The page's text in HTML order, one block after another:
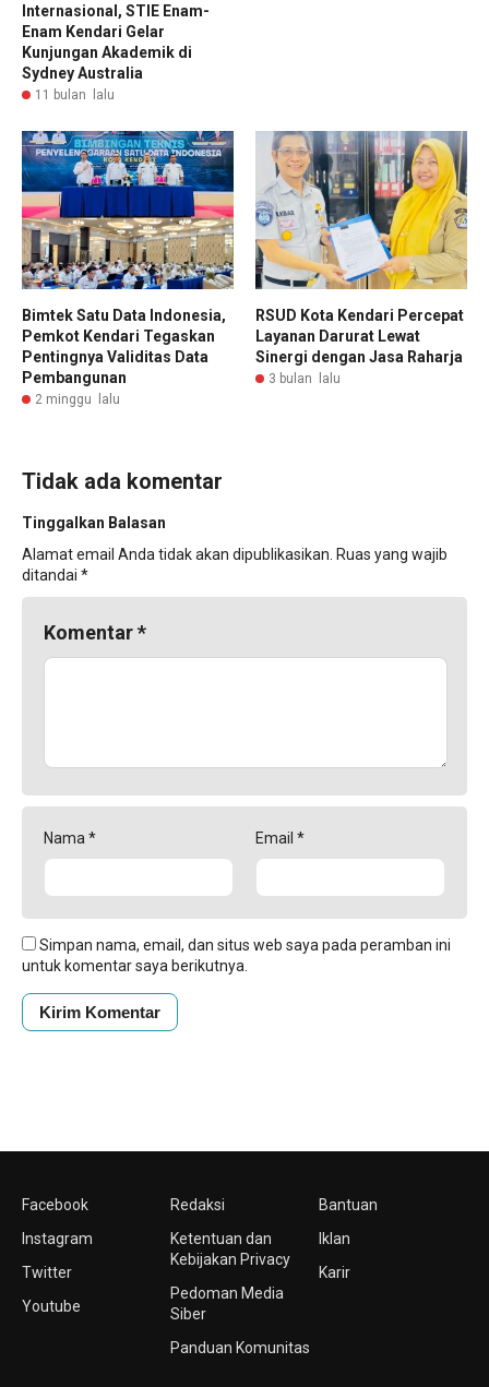
Internasional, STIE Enam-
Enam Kendari Gelar
Kunjungan Akademik di
Sydney Australia
11 bulan lalu
Bimtek Satu Data Indonesia,
Pemkot Kendari Tegaskan
Pentingnya Validitas Data
Pembangunan
2 minggu lalu
RSUD Kota Kendari Percepat
Layanan Darurat Lewat
Sinergi dengan Jasa Raharja
3 bulan lalu
Tidak ada komentar
Tinggalkan Balasan
Alamat email Anda tidak akan dipublikasikan. Ruas yang wajib
ditandai *
Komentar*
Nama * Email *
Simpan nama, email, dan situs web saya pada peramban ini
untuk komentar saya berikutnya.
Facebook
Instagram
Twitter
Youtube
Redaksi
Ketentuan dan
Kebijakan Privacy
Pedoman Media
Siber
Panduan Komunitas
Bantuan
Iklan
Karir